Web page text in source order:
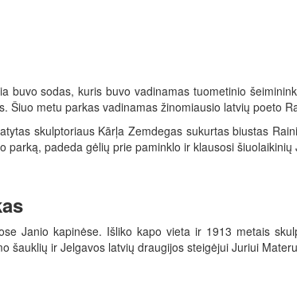
buvo sodas, kuris buvo vadinamas tuometinio
Šiuo metu parkas vadinamas žinomiausio latvių poeto
skulptoriaus Kārļa Zemdegas sukurtas biustas
parką, padeda gėlių prie paminklo ir klausosi
Janio kapinėse. Išliko kapo vieta ir 1913 metais
šauklių ir Jelgavos latvių draugijos steigėjui Juriui